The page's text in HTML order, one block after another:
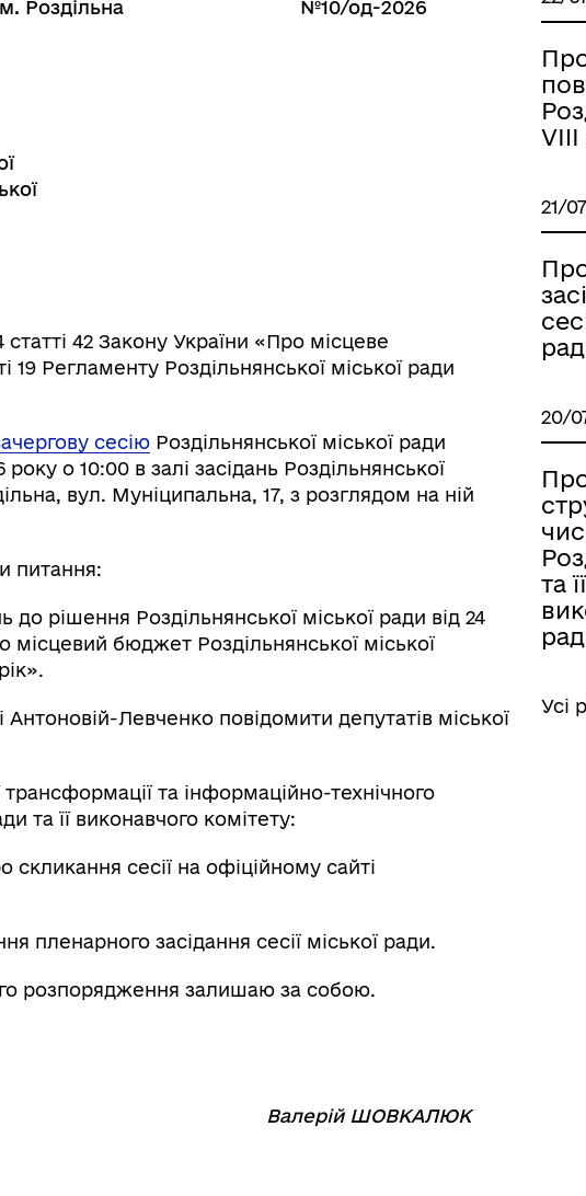
Радіаційний фон
ветеранам та їхнім родинам
Електронна черга в ТЦК
м. Роздільна №10/од-2026
42 Закону України «Про місцеве
19 Регламенту Роздільнянської міської ради
сесію Роздільнянської міської ради
о 10:00 в залі засідань Роздільнянської
вул. Муніципальна, 17, з розглядом на ній
питання:
рішення Роздільнянської міської ради від 24
бюджет Роздільнянської міської
Левченко повідомити депутатів міської
та інформаційно-технічного
та її виконавчого комітету:
сесії на офіційному сайті
пленарного засідання сесії міської ради.
розпорядження залишаю за собою.
Валерій ШОВКАЛЮК
VIII
21/
20/
та
Усі